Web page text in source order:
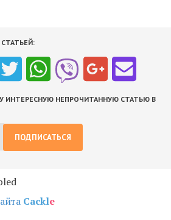
ИНТЕРЕСНУЮ НЕПРОЧИТАННУЮ СТАТЬЮ В
ПОДПИСАТЬСЯ
Cackle